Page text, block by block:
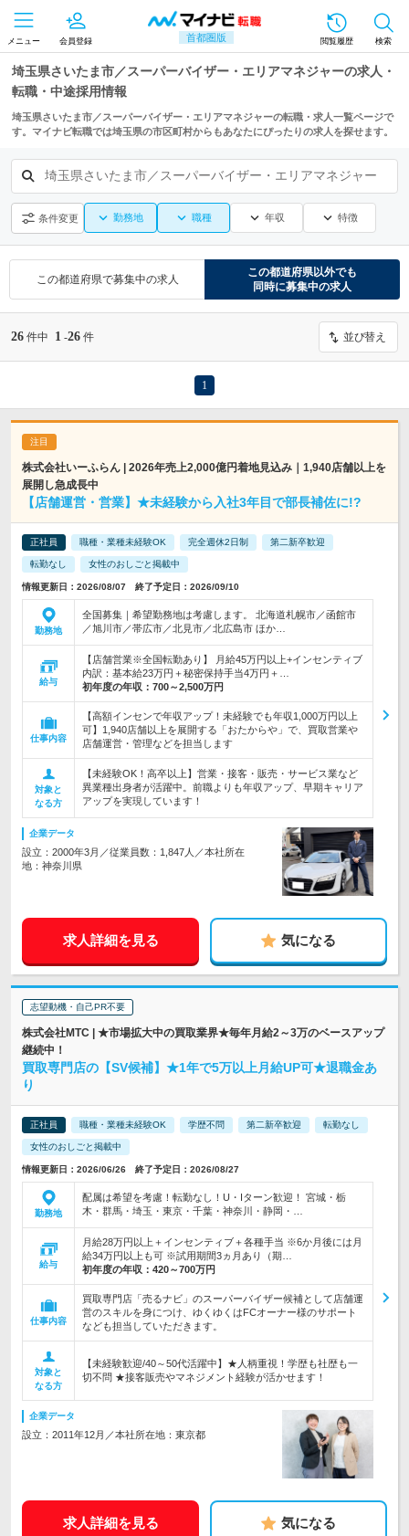
首都圏版
メニュー 会員登録 閲覧履歴 検索
埼玉県さいたま市／スーパーバイザー・エリアマネジャーの求人・
転職・中途採用情報
埼玉県さいたま市／スーパーバイザー・エリアマネジャーの転職・求人一覧ページで
す。マイナビ転職では埼玉県の市区町村からもあなたにぴったりの求人を探せます。
埼玉県さいたま市／スーパーバイザー・エリアマネジャー
条件変更 勤務地 職種 年収 特徴
この都道府県で募集中の求人
この都道府県以外でも
同時に募集中の求人
26 件中 1 -26 件 並び替え
1
株式会社いーふらん | 2026年売上2,000億円着地見込み｜1,940店舗以上を
展開し急成長中
【店舗運営・営業】★未経験から入社3年目で部長補佐に!?
正社員 職種・業種未経験OK 完全週休2日制 第二新卒歓迎
転勤なし 女性のおしごと掲載中
情報更新日：2026/08/07 終了予定日：2026/09/10
勤務地
全国募集｜希望勤務地は考慮します。 北海道札幌市／函館市
／旭川市／帯広市／北見市／北広島市 ほか…
給与
【店舗営業※全国転勤あり】 月給45万円以上+インセンティブ
内訳：基本給23万円＋秘密保持手当4万円＋…
初年度の年収： 700～2,500万円
仕事内容
【高額インセンで年収アップ！未経験でも年収1,000万円以上
可】1,940店舗以上を展開する「おたからや」で、買取営業や
店舗運営・管理などを担当します
対象と
なる方
【未経験OK！高卒以上】営業・接客・販売・サービス業など
異業種出身者が活躍中。前職よりも年収アップ、早期キャリア
アップを実現しています！
企業データ
設立：2000年3月／従業員数：1,847人／本社所在
地：神奈川県
求人詳細を見る 気になる
志望動機・自己PR不要
株式会社MTC | ★市場拡大中の買取業界★毎年月給2～3万のベースアップ
継続中！
買取専門店の【SV候補】★1年で5万以上月給UP可★退職金あ
り
正社員 職種・業種未経験OK 学歴不問 第二新卒歓迎 転勤なし
女性のおしごと掲載中
情報更新日：2026/06/26 終了予定日：2026/08/27
勤務地
配属は希望を考慮！転勤なし！U・Iターン歓迎！ 宮城・栃
木・群馬・埼玉・東京・千葉・神奈川・静岡・…
給与
月給28万円以上＋インセンティブ＋各種手当 ※6か月後には月
給34万円以上も可 ※試用期間3ヵ月あり（期…
初年度の年収： 420～700万円
仕事内容
買取専門店「売るナビ」のスーパーバイザー候補として店舗運
営のスキルを身につけ、ゆくゆくはFCオーナー様のサポート
なども担当していただきます。
対象と
なる方
【未経験歓迎/40～50代活躍中】★人柄重視！学歴も社歴も一
切不問 ★接客販売やマネジメント経験が活かせます！
企業データ
設立：2011年12月／本社所在地：東京都
求人詳細を見る 気になる